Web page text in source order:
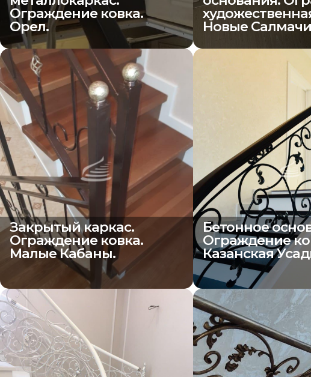
Ограждение ковка.
Орел. Новые
Закрытый каркас.
Ограждение ковка.
Малые Кабаны.
Бетонное
Ограждение
Казанская